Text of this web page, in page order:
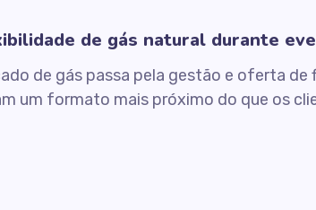
de gás natural durante
de gás passa pela gestão e oferta de
um formato mais próximo do que os